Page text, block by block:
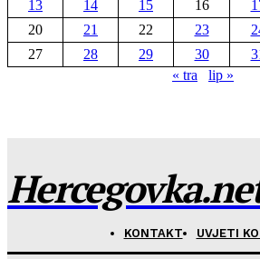
13
14 15 16
20
21 22 23
27
28 29 30
« tra
lip »
KONTAKT UVJETI